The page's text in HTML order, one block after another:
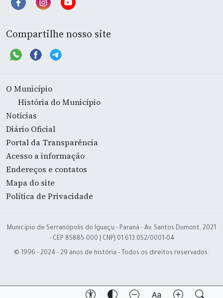
Compartilhe nosso site
O Município
História do Município
Notícias
Diário Oficial
Portal da Transparência
Acesso a informação
Endereços e contatos
Mapa do site
Política de Privacidade
Município de Serranópolis do Iguaçu - Paraná - Av. Santos Dumont, 2021
- CEP 85885-000 | CNPJ 01.613.052/0001-04
© 1996 - 2024 - 29 anos de história - Todos os direitos reservados.